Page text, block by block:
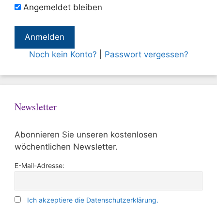
Angemeldet bleiben
Noch kein Konto? Passwort vergessen?
Newsletter
Abonnieren Sie unseren kostenlosen
wöchentlichen Newsletter.
E-Mail-Adresse:
Ich akzeptiere die Datenschutzerklärung.